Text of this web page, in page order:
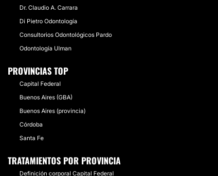
Dr. Claudio A. Carrara
Di Pietro Odontología
Consultorios Odontológicos Pardo
Odontología Ulman
PROVINCIAS TOP
Capital Federal
Buenos Aires (GBA)
Buenos Aires (provincia)
Córdoba
Santa Fe
TRATAMIENTOS POR PROVINCIA
Definición corporal Capital Federal